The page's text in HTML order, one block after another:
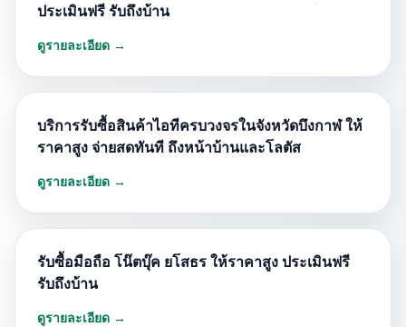
ประเมินฟรี รับถึงบ้าน
ดูรายละเอียด →
บริการรับซื้อสินค้าไอทีครบวงจรในจังหวัดบึงกาฬ ให้
ราคาสูง จ่ายสดทันที ถึงหน้าบ้านและโลตัส
ดูรายละเอียด →
รับซื้อมือถือ โน๊ตบุ๊ค ยโสธร ให้ราคาสูง ประเมินฟรี
รับถึงบ้าน
ดูรายละเอียด →